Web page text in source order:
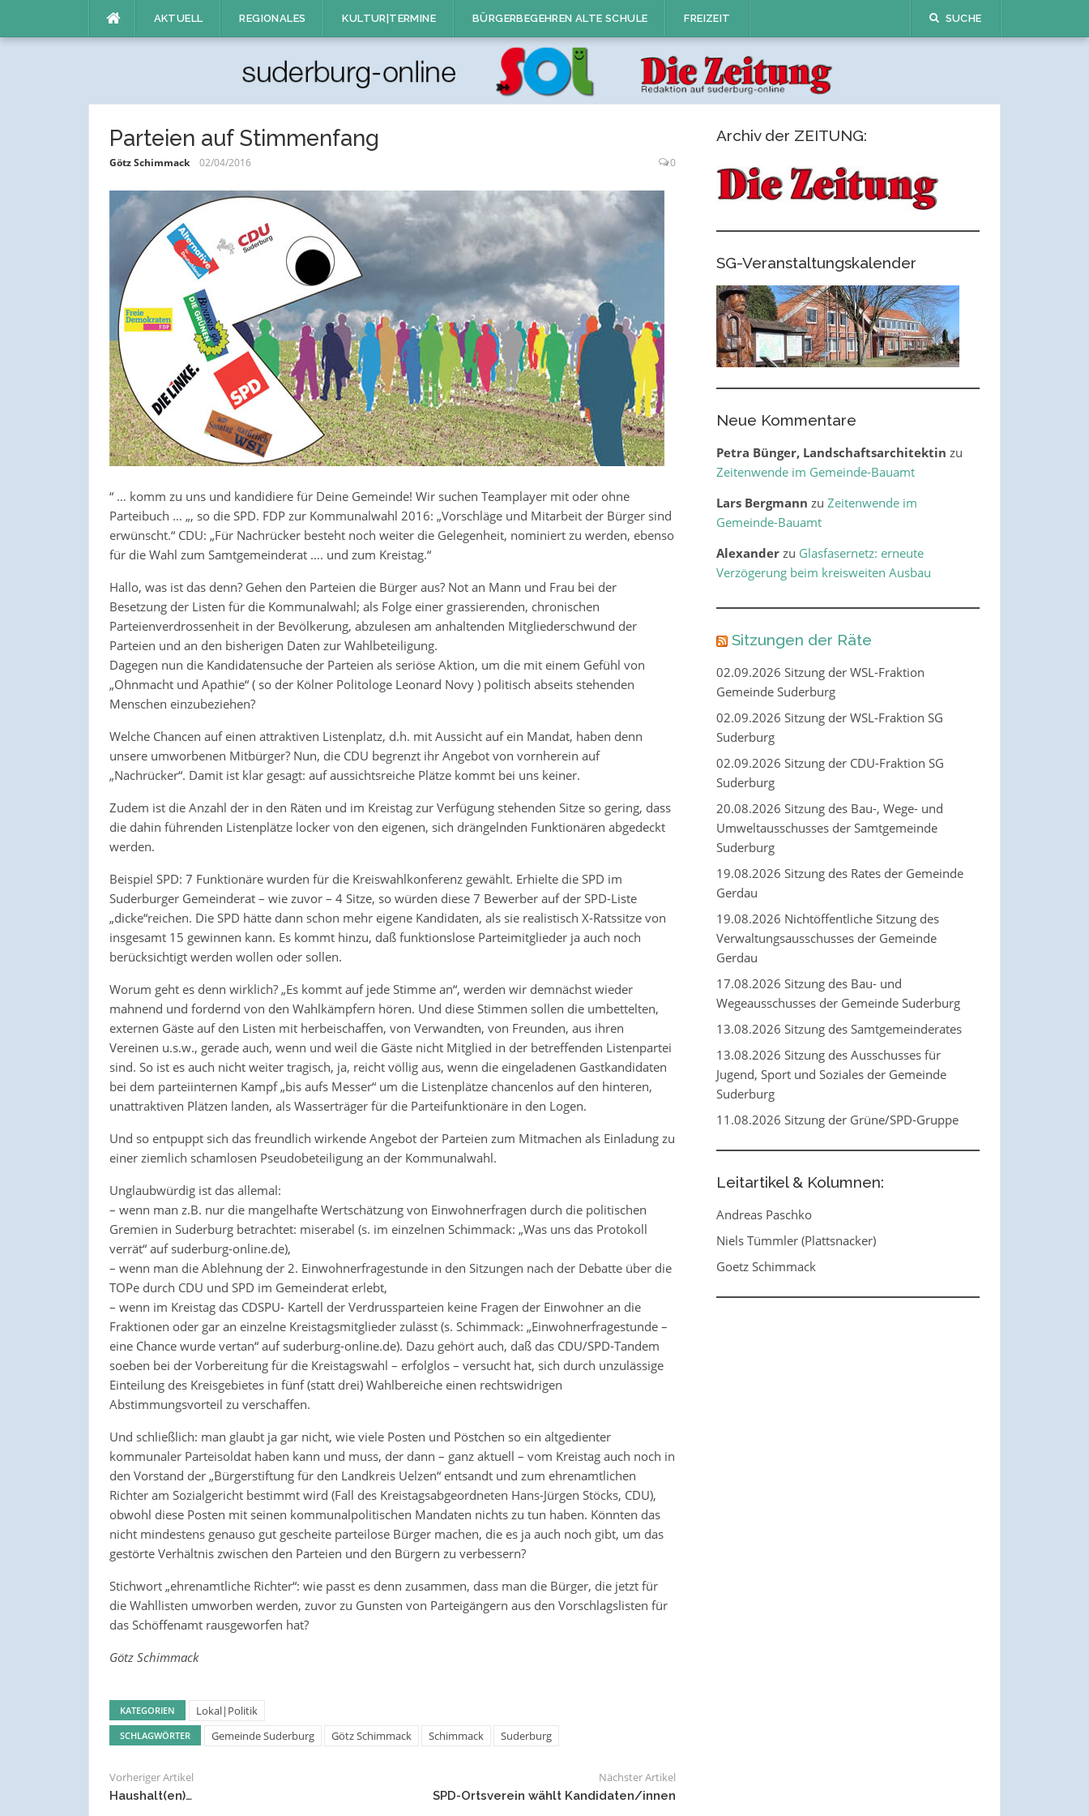
AKTUELL REGIONALES KULTUR|TERMINE BÜRGERBEGEHREN ALTE SCHULE FREIZEIT SUCHE
Parteien auf Stimmenfang
Götz Schimmack 02/04/2016 0
“ … komm zu uns und kandidiere für Deine Gemeinde! Wir suchen Teamplayer mit oder ohne
Parteibuch … „, so die SPD. FDP zur Kommunalwahl 2016: „Vorschläge und Mitarbeit der Bürger sind
erwünscht.“ CDU: „Für Nachrücker besteht noch weiter die Gelegenheit, nominiert zu werden, ebenso
für die Wahl zum Samtgemeinderat …. und zum Kreistag.“
Hallo, was ist das denn? Gehen den Parteien die Bürger aus? Not an Mann und Frau bei der
Besetzung der Listen für die Kommunalwahl; als Folge einer grassierenden, chronischen
Parteienverdrossenheit in der Bevölkerung, abzulesen am anhaltenden Mitgliederschwund der
Parteien und an den bisherigen Daten zur Wahlbeteiligung.
Dagegen nun die Kandidatensuche der Parteien als seriöse Aktion, um die mit einem Gefühl von
„Ohnmacht und Apathie“ ( so der Kölner Politologe Leonard Novy ) politisch abseits stehenden
Menschen einzubeziehen?
Welche Chancen auf einen attraktiven Listenplatz, d.h. mit Aussicht auf ein Mandat, haben denn
unsere umworbenen Mitbürger? Nun, die CDU begrenzt ihr Angebot von vornherein auf
„Nachrücker“. Damit ist klar gesagt: auf aussichtsreiche Plätze kommt bei uns keiner.
Zudem ist die Anzahl der in den Räten und im Kreistag zur Verfügung stehenden Sitze so gering, dass
die dahin führenden Listenplätze locker von den eigenen, sich drängelnden Funktionären abgedeckt
werden.
Beispiel SPD: 7 Funktionäre wurden für die Kreiswahlkonferenz gewählt. Erhielte die SPD im
Suderburger Gemeinderat – wie zuvor – 4 Sitze, so würden diese 7 Bewerber auf der SPD-Liste
„dicke“reichen. Die SPD hätte dann schon mehr eigene Kandidaten, als sie realistisch X-Ratssitze von
insgesamt 15 gewinnen kann. Es kommt hinzu, daß funktionslose Parteimitglieder ja auch noch
berücksichtigt werden wollen oder sollen.
Worum geht es denn wirklich? „Es kommt auf jede Stimme an“, werden wir demnächst wieder
mahnend und fordernd von den Wahlkämpfern hören. Und diese Stimmen sollen die umbettelten,
externen Gäste auf den Listen mit herbeischaffen, von Verwandten, von Freunden, aus ihren
Vereinen u.s.w., gerade auch, wenn und weil die Gäste nicht Mitglied in der betreffenden Listenpartei
sind. So ist es auch nicht weiter tragisch, ja, reicht völlig aus, wenn die eingeladenen Gastkandidaten
bei dem parteiinternen Kampf „bis aufs Messer“ um die Listenplätze chancenlos auf den hinteren,
unattraktiven Plätzen landen, als Wasserträger für die Parteifunktionäre in den Logen.
Und so entpuppt sich das freundlich wirkende Angebot der Parteien zum Mitmachen als Einladung zu
einer ziemlich schamlosen Pseudobeteiligung an der Kommunalwahl.
Unglaubwürdig ist das allemal:
– wenn man z.B. nur die mangelhafte Wertschätzung von Einwohnerfragen durch die politischen
Gremien in Suderburg betrachtet: miserabel (s. im einzelnen Schimmack: „Was uns das Protokoll
verrät“ auf suderburg-online.de),
– wenn man die Ablehnung der 2. Einwohnerfragestunde in den Sitzungen nach der Debatte über die
TOPe durch CDU und SPD im Gemeinderat erlebt,
– wenn im Kreistag das CDSPU- Kartell der Verdrussparteien keine Fragen der Einwohner an die
Fraktionen oder gar an einzelne Kreistagsmitglieder zulässt (s. Schimmack: „Einwohnerfragestunde –
eine Chance wurde vertan“ auf suderburg-online.de). Dazu gehört auch, daß das CDU/SPD-Tandem
soeben bei der Vorbereitung für die Kreistagswahl – erfolglos – versucht hat, sich durch unzulässige
Einteilung des Kreisgebietes in fünf (statt drei) Wahlbereiche einen rechtswidrigen
Abstimmungsvorteil zu verschaffen.
Und schließlich: man glaubt ja gar nicht, wie viele Posten und Pöstchen so ein altgedienter
kommunaler Parteisoldat haben kann und muss, der dann – ganz aktuell – vom Kreistag auch noch in
den Vorstand der „Bürgerstiftung für den Landkreis Uelzen“ entsandt und zum ehrenamtlichen
Richter am Sozialgericht bestimmt wird (Fall des Kreistagsabgeordneten Hans-Jürgen Stöcks, CDU),
obwohl diese Posten mit seinen kommunalpolitischen Mandaten nichts zu tun haben. Könnten das
nicht mindestens genauso gut gescheite parteilose Bürger machen, die es ja auch noch gibt, um das
gestörte Verhältnis zwischen den Parteien und den Bürgern zu verbessern?
Stichwort „ehrenamtliche Richter“: wie passt es denn zusammen, dass man die Bürger, die jetzt für
die Wahllisten umworben werden, zuvor zu Gunsten von Parteigängern aus den Vorschlagslisten für
das Schöffenamt rausgeworfen hat?
Götz Schimmack
KATEGORIEN Lokal|Politik
SCHLAGWÖRTER Gemeinde Suderburg Götz Schimmack Schimmack Suderburg
Vorheriger Artikel
Haushalt(en)…
Nächster Artikel
SPD-Ortsverein wählt Kandidaten/innen
Archiv der ZEITUNG:
SG-Veranstaltungskalender
Neue Kommentare
Petra Bünger, Landschaftsarchitektin zu
Zeitenwende im Gemeinde-Bauamt
Lars Bergmann zu Zeitenwende im
Gemeinde-Bauamt
Alexanderzu Glasfasernetz: erneute
Verzögerung beim kreisweiten Ausbau
Sitzungen der Räte
02.09.2026 Sitzung der WSL-Fraktion
Gemeinde Suderburg
02.09.2026 Sitzung der WSL-Fraktion SG
Suderburg
02.09.2026 Sitzung der CDU-Fraktion SG
Suderburg
20.08.2026 Sitzung des Bau-, Wege- und
Umweltausschusses der Samtgemeinde
Suderburg
19.08.2026 Sitzung des Rates der Gemeinde
Gerdau
19.08.2026 Nichtöffentliche Sitzung des
Verwaltungsausschusses der Gemeinde
Gerdau
17.08.2026 Sitzung des Bau- und
Wegeausschusses der Gemeinde Suderburg
13.08.2026 Sitzung des Samtgemeinderates
13.08.2026 Sitzung des Ausschusses für
Jugend, Sport und Soziales der Gemeinde
Suderburg
11.08.2026 Sitzung der Grüne/SPD-Gruppe
Leitartikel & Kolumnen:
Andreas Paschko
Niels Tümmler (Plattsnacker)
Goetz Schimmack